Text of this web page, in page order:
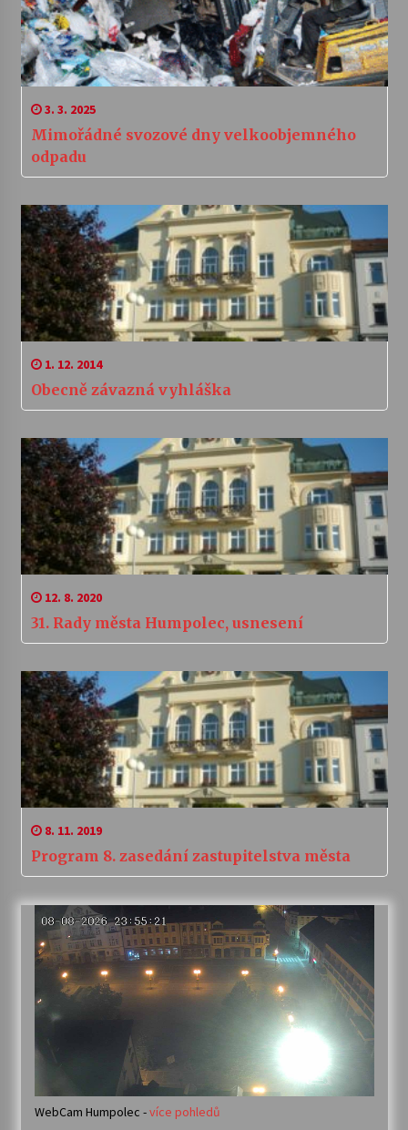
3. 3. 2025
Mimořádné svozové dny velkoobjemného
odpadu
1. 12. 2014
Obecně závazná vyhláška
12. 8. 2020
31. Rady města Humpolec, usnesení
8. 11. 2019
Program 8. zasedání zastupitelstva města
WebCam Humpolec -více pohledů